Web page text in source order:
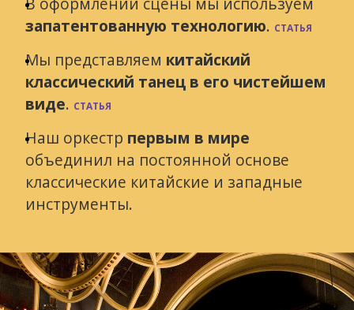
запатентованную технологию. СТАТЬЯ
Мы представляем китайский
классический танец в его чистейшем
виде. СТАТЬЯ
Наш оркестр первым в мире
объединил на постоянной основе
классические китайские и западные
инструменты.